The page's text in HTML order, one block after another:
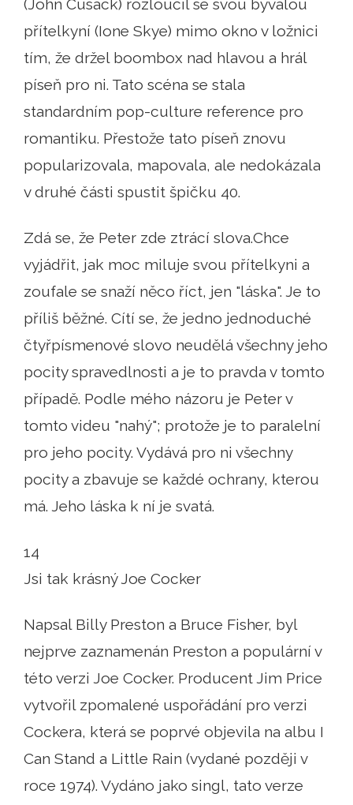
(John Cusack) rozloučil se svou bývalou
přítelkyní (Ione Skye) mimo okno v ložnici
tím, že držel boombox nad hlavou a hrál
píseň pro ni. Tato scéna se stala
standardním pop-culture reference pro
romantiku. Přestože tato píseň znovu
popularizovala, mapovala, ale nedokázala
v druhé části spustit špičku 40.
Zdá se, že Peter zde ztrácí slova.Chce
vyjádřit, jak moc miluje svou přítelkyni a
zoufale se snaží něco říct, jen "láska". Je to
příliš běžné. Cítí se, že jedno jednoduché
čtyřpísmenové slovo neudělá všechny jeho
pocity spravedlnosti a je to pravda v tomto
případě. Podle mého názoru je Peter v
tomto videu "nahý"; protože je to paralelní
pro jeho pocity. Vydává pro ni všechny
pocity a zbavuje se každé ochrany, kterou
má. Jeho láska k ní je svatá.
14
Jsi tak krásný Joe Cocker
Napsal Billy Preston a Bruce Fisher, byl
nejprve zaznamenán Preston a populární v
této verzi Joe Cocker. Producent Jim Price
vytvořil zpomalené uspořádání pro verzi
Cockera, která se poprvé objevila na albu I
Can Stand a Little Rain (vydané později v
roce 1974). Vydáno jako singl, tato verze